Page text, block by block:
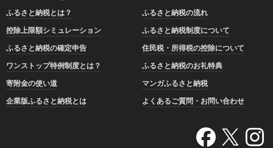
ふるさと納税とは？
ふるさと納税の流れ
控除上限額シミュレーション
ふるさと納税制度について
ふるさと納税の確定申告
住民税・所得税の控除について
ワンストップ特例制度とは？
ふるさと納税のお礼特典
寄附金の使い道
マンガふるさと納税
企業版ふるさと納税とは
よくあるご質問・お問い合わせ